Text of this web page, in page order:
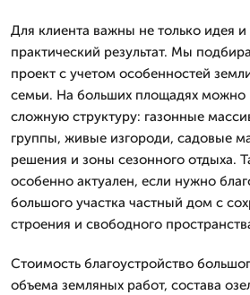
Для клиента важны не только идея
практический результат. Мы
проект с учетом особенностей
семьи. На больших площадях можно
сложную структуру: газонные
группы, живые изгороди, садовые
решения и зоны сезонного отдыха.
особенно актуален, если нужно
большого участка частный дом с
строения и свободного
Стоимость благоустройство
объема земляных работ, состава